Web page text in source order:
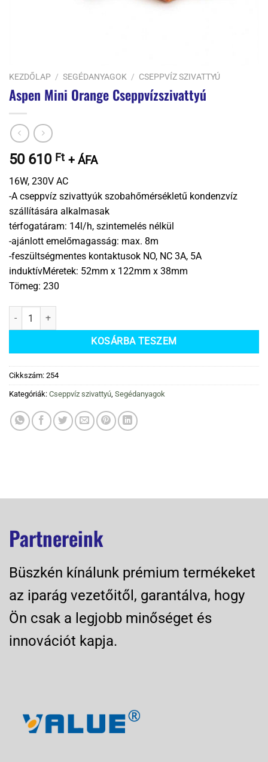
KEZDŐLAP / SEGÉDANYAGOK / CSEPPVÍZ SZIVATTYÚ
Aspen Mini Orange Cseppvízszivattyú
50 610 Ft + ÁFA
16W, 230V AC
-A cseppvíz szivattyúk szobahőmérsékletű kondenzvíz
szállítására alkalmasak
térfogatáram: 14l/h, szintemelés nélkül
-ajánlott emelőmagasság: max. 8m
-feszültségmentes kontaktusok NO, NC 3A, 5A
induktívMéretek: 52mm x 122mm x 38mm
Tömeg: 230
Aspen Mini Orange Cseppvízszivattyú mennyiség
KOSÁRBA TESZEM
Cikkszám: 254
Kategóriák: Cseppvíz szivattyú, Segédanyagok
Partnereink
Büszkén kínálunk prémium termékeket
az iparág vezetőitől, garantálva, hogy
Ön csak a legjobb minőséget és
innovációt kapja.